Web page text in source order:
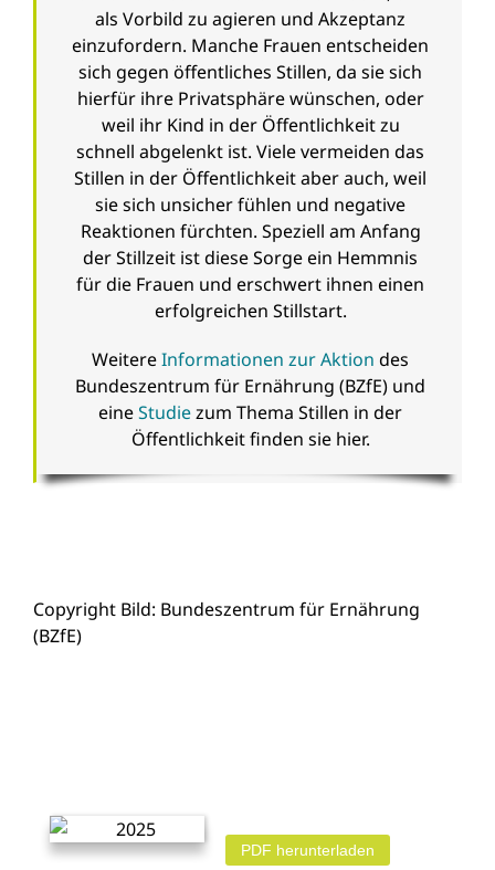
als Vorbild zu agieren und Akzeptanz
einzufordern. Manche Frauen entscheiden
sich gegen öffentliches Stillen, da sie sich
hierfür ihre Privatsphäre wünschen, oder
weil ihr Kind in der Öffentlichkeit zu
schnell abgelenkt ist. Viele vermeiden das
Stillen in der Öffentlichkeit aber auch, weil
sie sich unsicher fühlen und negative
Reaktionen fürchten. Speziell am Anfang
der Stillzeit ist diese Sorge ein Hemmnis
für die Frauen und erschwert ihnen einen
erfolgreichen Stillstart.
WeitereInformationen zur Aktion des
Bundeszentrum für Ernährung (BZfE) und
eineStudiezum Thema Stillen in der
Öffentlichkeit finden sie hier.
Copyright Bild: Bundeszentrum für Ernährung
(BZfE)
PDF herunterladen